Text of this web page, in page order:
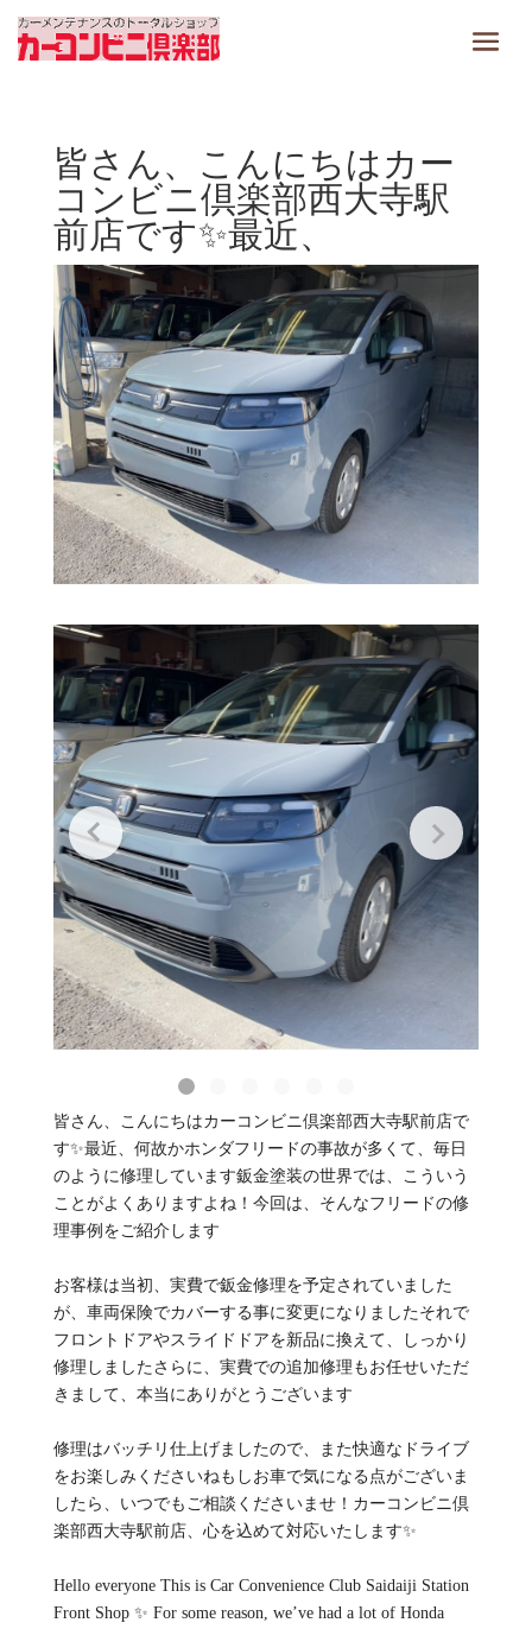
皆さん、こんにちはカー
コンビニ倶楽部西大寺駅
前店です✨最近、
皆さん、こんにちはカーコンビニ倶楽部西大寺駅前店で
す✨最近、何故かホンダフリードの事故が多くて、毎日
のように修理しています鈑金塗装の世界では、こういう
ことがよくありますよね！今回は、そんなフリードの修
理事例をご紹介します
お客様は当初、実費で鈑金修理を予定されていました
が、車両保険でカバーする事に変更になりましたそれで
フロントドアやスライドドアを新品に換えて、しっかり
修理しましたさらに、実費での追加修理もお任せいただ
きまして、本当にありがとうございます
修理はバッチリ仕上げましたので、また快適なドライブ
をお楽しみくださいねもしお車で気になる点がございま
したら、いつでもご相談くださいませ！カーコンビニ倶
楽部西大寺駅前店、心を込めて対応いたします✨
Hello everyone This is Car Convenience Club Saidaiji Station
Front Shop ✨ For some reason, we’ve had a lot of Honda